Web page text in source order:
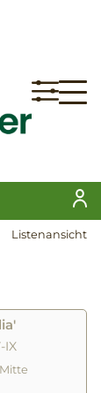
Listenansicht
IX